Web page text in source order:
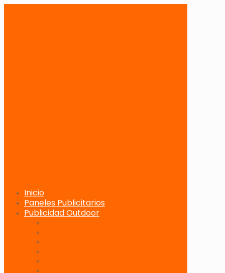
Inicio
Paneles Publicitarios
Publicidad Outdoor